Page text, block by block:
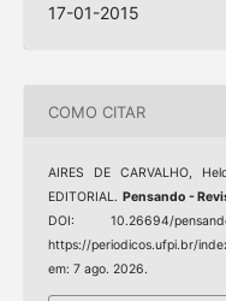
17-01-2015
COMO CITAR
AIRES DE CARVALHO,
EDITORIAL. Pensando -
DOI: 10.26694/
https://periodicos.ufpi.br/
em: 7 ago. 2026.